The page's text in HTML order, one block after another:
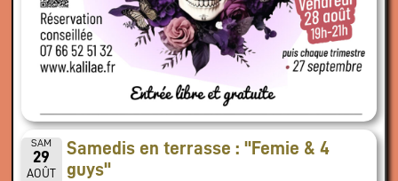
SAM
29
AOÛT
Samedis en terrasse : "Femie & 4
guys"